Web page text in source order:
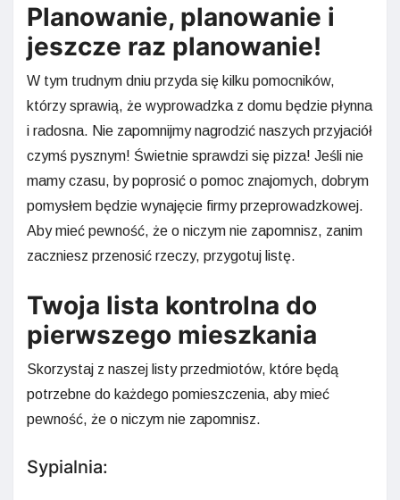
Planowanie, planowanie i
jeszcze raz planowanie!
W tym trudnym dniu przyda się kilku pomocników,
którzy sprawią, że wyprowadzka z domu będzie płynna
i radosna. Nie zapomnijmy nagrodzić naszych przyjaciół
czymś pysznym! Świetnie sprawdzi się pizza! Jeśli nie
mamy czasu, by poprosić o pomoc znajomych, dobrym
pomysłem będzie wynajęcie firmy przeprowadzkowej.
Aby mieć pewność, że o niczym nie zapomnisz, zanim
zaczniesz przenosić rzeczy, przygotuj listę.
Twoja lista kontrolna do
pierwszego mieszkania
Skorzystaj z naszej listy przedmiotów, które będą
potrzebne do każdego pomieszczenia, aby mieć
pewność, że o niczym nie zapomnisz.
Sypialnia: